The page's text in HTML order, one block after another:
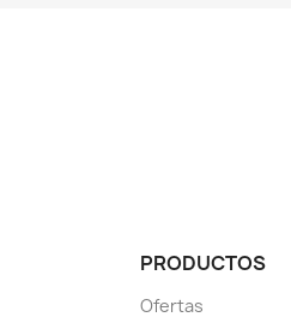
PRODUCTOS
Ofertas